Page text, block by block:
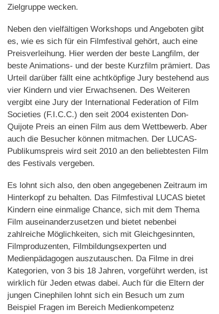
Zielgruppe wecken.
Neben den vielfältigen Workshops und Angeboten gibt
es, wie es sich für ein Filmfestival gehört, auch eine
Preisverleihung. Hier werden der beste Langfilm, der
beste Animations- und der beste Kurzfilm prämiert. Das
Urteil darüber fällt eine achtköpfige Jury bestehend aus
vier Kindern und vier Erwachsenen. Des Weiteren
vergibt eine Jury der International Federation of Film
Societies (F.I.C.C.) den seit 2004 existenten Don-
Quijote Preis an einen Film aus dem Wettbewerb. Aber
auch die Besucher können mitmachen. Der LUCAS-
Publikumspreis wird seit 2010 an den beliebtesten Film
des Festivals vergeben.
Es lohnt sich also, den oben angegebenen Zeitraum im
Hinterkopf zu behalten. Das Filmfestival LUCAS bietet
Kindern eine einmalige Chance, sich mit dem Thema
Film auseinanderzusetzen und bietet nebenbei
zahlreiche Möglichkeiten, sich mit Gleichgesinnten,
Filmproduzenten, Filmbildungsexperten und
Medienpädagogen auszutauschen. Da Filme in drei
Kategorien, von 3 bis 18 Jahren, vorgeführt werden, ist
wirklich für Jeden etwas dabei. Auch für die Eltern der
jungen Cinephilen lohnt sich ein Besuch um zum
Beispiel Fragen im Bereich Medienkompetenz